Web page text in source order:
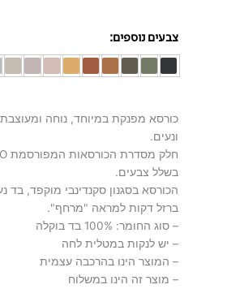
אחרונות
צבעים נוספים:
כורסא מפנקת במיוחד, נוחה
ונעים.
בשלל צבעים.
הכורסא בסגנון סקנדינבי מוקפד, בד
ברזל דקות למראה "מרחף".
– סוג החומר: 100% בד בוקלה
– יש לנקות במטלית לחה
– המוצר הינו בהרכבה עצמית
– מוצר זה הינו במשלוח